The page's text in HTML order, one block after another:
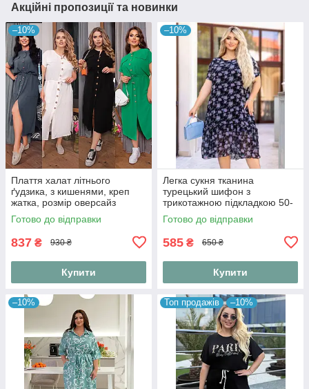
Акційні пропозиції та новинки
–10%
Плаття халат літнього
ґудзика, з кишенями, креп
жатка, розмір оверсайз
Готово до відправки
837 ₴ 930 ₴
Купити
–10%
Легка сукня тканина
турецький шифон з
трикотажною підкладкою 50-
52, 54-56, 58-60 квітковий
принт
Готово до відправки
585 ₴ 650 ₴
Купити
–10% Топ продажів –10%